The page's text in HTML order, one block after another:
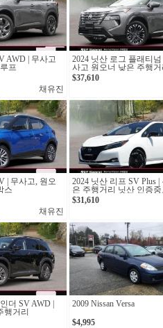
AWD | 무사고
프
채유진
2024 닛산 로그 플래티
사고 원오너 낮은 주행
$37,610
| 무사고, 원오
스
채유진
2024 닛산 리프 SV Plus |
은 주행거리 닛산 인증
$31,610
더 SV AWD |
행거리
2009 Nissan Versa
$4,995